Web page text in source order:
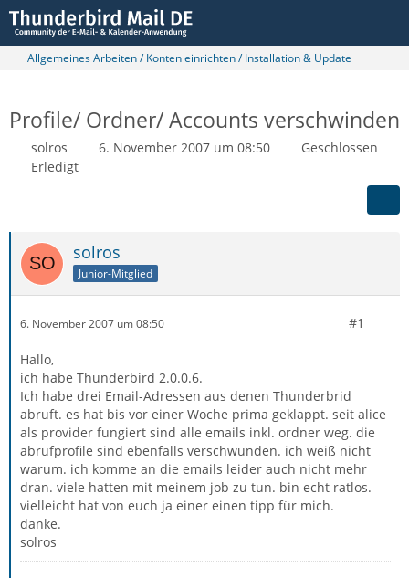
Allgemeines Arbeiten / Konten einrichten / Installation & Update
Profile/ Ordner/ Accounts verschwinden
solros 6. November 2007 um 08:50
Geschlossen
Erledigt
solros
Junior-Mitglied
6. November 2007 um 08:50 #1
Hallo,
ich habe Thunderbird 2.0.0.6.
Ich habe drei Email-Adressen aus denen Thunderbrid
abruft. es hat bis vor einer Woche prima geklappt. seit alice
als provider fungiert sind alle emails inkl. ordner weg. die
abrufprofile sind ebenfalls verschwunden. ich weiß nicht
warum. ich komme an die emails leider auch nicht mehr
dran. viele hatten mit meinem job zu tun. bin echt ratlos.
vielleicht hat von euch ja einer einen tipp für mich.
danke.
solros